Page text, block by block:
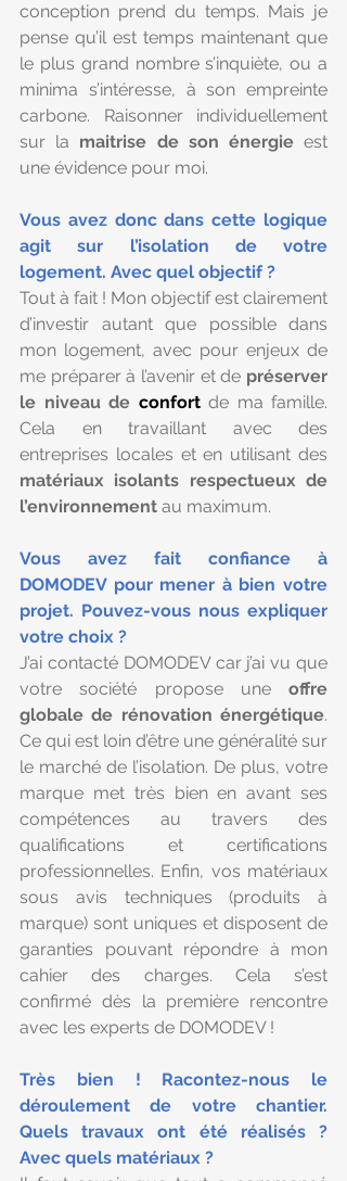
conception prend du temps. Mais je
pense qu’il est temps maintenant que
le plus grand nombre s’inquiète, ou a
minima s’intéresse, à son empreinte
carbone. Raisonner individuellement
sur la maitrise de son énergie est
une évidence pour moi.
Vous avez donc dans cette logique
agit sur l’isolation de votre
logement. Avec quel objectif ?
Tout à fait ! Mon objectif est clairement
d’investir autant que possible dans
mon logement, avec pour enjeux de
me préparer à l’avenir et de préserver
le niveau de confort de ma famille.
Cela en travaillant avec des
matériaux isolants respectueux de
l’environnement au maximum.
Vous avez fait confiance à
DOMODEV pour mener à bien votre
projet. Pouvez-vous nous expliquer
votre choix ?
J’ai contacté DOMODEV car j’ai vu que
votre société propose une offre
globale de rénovation énergétique.
Ce qui est loin d’être une généralité sur
le marché de l’isolation. De plus, votre
marque met très bien en avant ses
compétences au travers des
qualifications et certifications
professionnelles. Enfin, vos matériaux
sous avis techniques (produits à
marque) sont uniques et disposent de
garanties pouvant répondre à mon
cahier des charges. Cela s’est
confirmé dès la première rencontre
avec les experts de DOMODEV !
Très bien ! Racontez-nous le
déroulement de votre chantier.
Quels travaux ont été réalisés ?
Avec quels matériaux ?